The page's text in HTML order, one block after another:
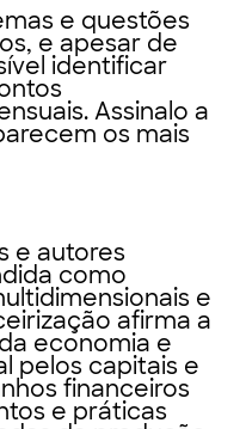
e questões
e apesar de
identificar
Assinalo a
os mais
e autores
como
e
afirma a
economia e
pelos capitais e
financeiros
e práticas